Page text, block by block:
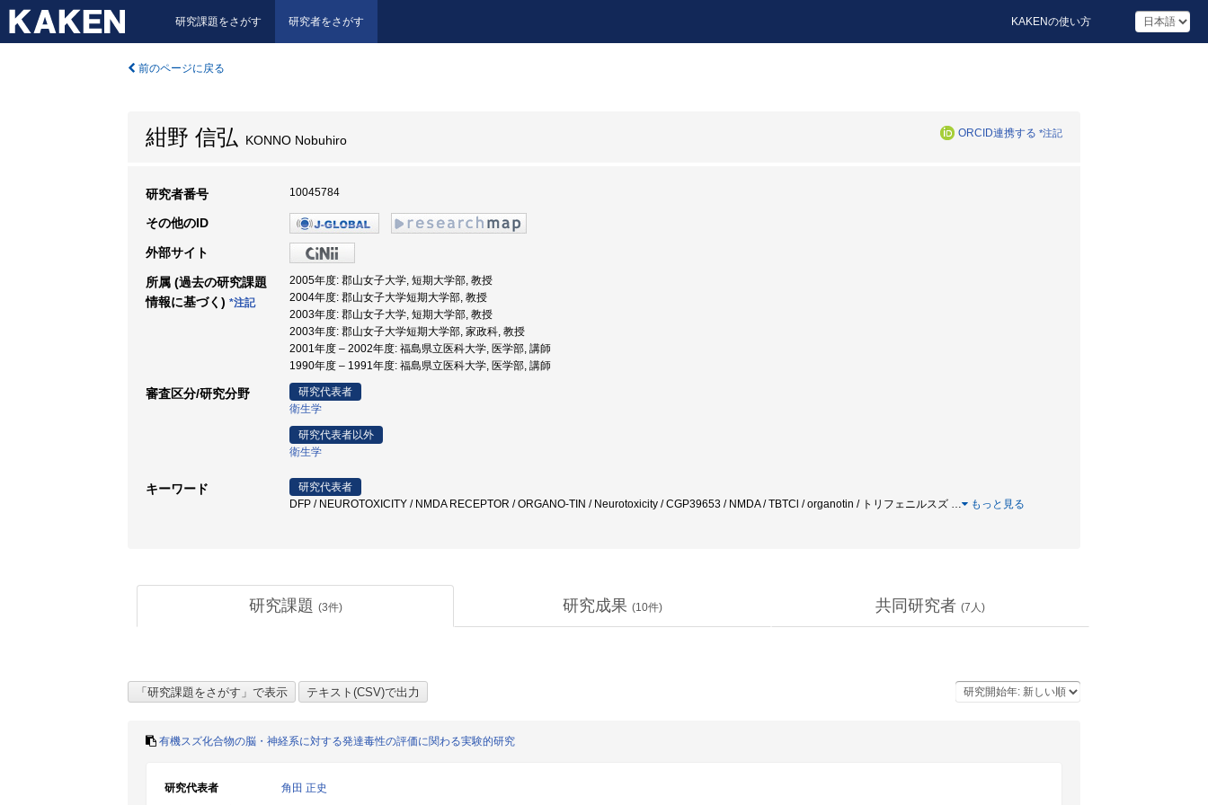
研究課題をさがす 研究者をさがす KAKENの使い方
前のページに戻る
紺野 信弘 KONNO Nobuhiro ORCID連携する *注記
研究者番号 10045784
その他のID
外部サイト
所属 (過去の研究課題
情報に基づく) *注記
2005年度: 郡山女子大学, 短期大学部, 教授
2004年度: 郡山女子大学短期大学部, 教授
2003年度: 郡山女子大学, 短期大学部, 教授
2003年度: 郡山女子大学短期大学部, 家政科, 教授
2001年度 – 2002年度: 福島県立医科大学, 医学部, 講師
1990年度 – 1991年度: 福島県立医科大学, 医学部, 講師
審査区分/研究分野
研究代表者
衛生学
研究代表者以外
衛生学
キーワード
研究代表者
DFP / NEUROTOXICITY / NMDA RECEPTOR / ORGANO-TIN / Neurotoxicity / CGP39653 / NMDA / TBTCl / organotin / トリフェニルスズ … もっと見る
研究課題 (3件) 研究成果 (10件) 共同研究者 (7 人)
有機スズ化合物の脳・神経系に対する発達毒性の評価に関わる実験的研究
研究代表者
角田 正史